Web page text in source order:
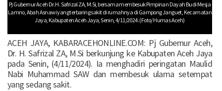
Pj Gubernur Aceh Dr. H. Safrizal ZA, M.Si, bersama membesuk Pimpinan Dayah Budi Mesja
Lamno, Abah Asnawi yang terbaring sakit di rumahnya di Gampong Janguet, Kecamatan
Jaya, Kabupaten Aceh Jaya, Senin, 4/11/2024. (Foto/ Humas Aceh)
ACEH JAYA, KABARACEHONLINE.COM: Pj Gubernur Aceh,
Dr. H. Safrizal ZA, M.Si berkunjung ke Kabupaten Aceh Jaya
pada Senin, (4/11/2024). Ia menghadiri peringatan Maulid
Nabi Muhammad SAW dan membesuk ulama setempat
yang sedang sakit.